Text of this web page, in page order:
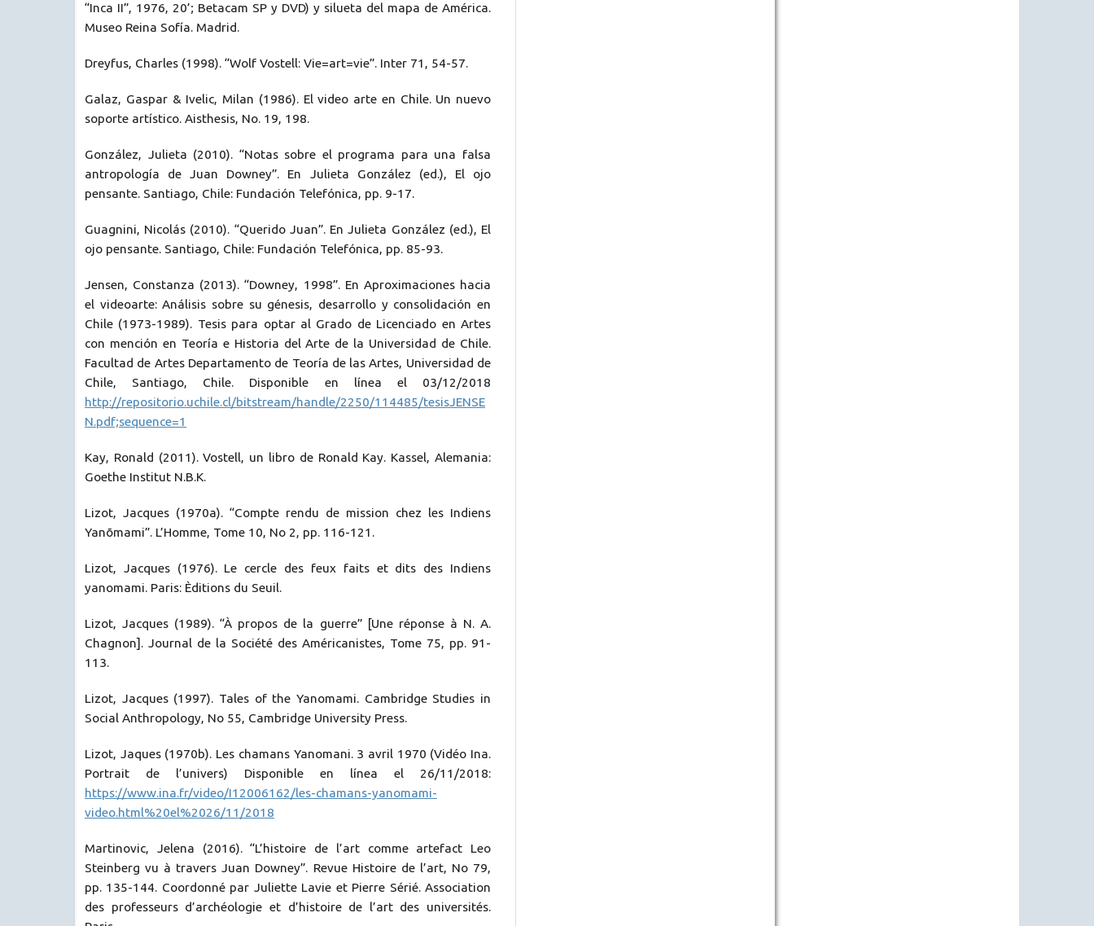
“Inca II”, 1976, 20’; Betacam SP y DVD) y silueta del mapa de América.
Museo Reina Sofía. Madrid.
Dreyfus, Charles (1998). “Wolf Vostell: Vie=art=vie”. Inter 71, 54-57.
Galaz, Gaspar & Ivelic, Milan (1986). El video arte en Chile. Un nuevo
soporte artístico. Aisthesis, No. 19, 198.
González, Julieta (2010). “Notas sobre el programa para una falsa
antropología de Juan Downey”. En Julieta González (ed.), El ojo
pensante. Santiago, Chile: Fundación Telefónica, pp. 9-17.
Guagnini, Nicolás (2010). “Querido Juan”. En Julieta González (ed.), El
ojo pensante. Santiago, Chile: Fundación Telefónica, pp. 85-93.
Jensen, Constanza (2013). “Downey, 1998”. En Aproximaciones hacia
el videoarte: Análisis sobre su génesis, desarrollo y consolidación en
Chile (1973-1989). Tesis para optar al Grado de Licenciado en Artes
con mención en Teoría e Historia del Arte de la Universidad de Chile.
Facultad de Artes Departamento de Teoría de las Artes, Universidad de
Chile, Santiago, Chile. Disponible en línea el 03/12/2018
http://repositorio.uchile.cl/bitstream/handle/2250/114485/tesisJENSE
N.pdf;sequence=1
Kay, Ronald (2011). Vostell, un libro de Ronald Kay. Kassel, Alemania:
Goethe Institut N.B.K.
Lizot, Jacques (1970a). “Compte rendu de mission chez les Indiens
Yanõmami”. L’Homme, Tome 10, No 2, pp. 116-121.
Lizot, Jacques (1976). Le cercle des feux faits et dits des Indiens
yanomami. Paris: Èditions du Seuil.
Lizot, Jacques (1989). “À propos de la guerre” [Une réponse à N. A.
Chagnon]. Journal de la Société des Américanistes, Tome 75, pp. 91-
113.
Lizot, Jacques (1997). Tales of the Yanomami. Cambridge Studies in
Social Anthropology, No 55, Cambridge University Press.
Lizot, Jaques (1970b). Les chamans Yanomani. 3 avril 1970 (Vidéo Ina.
Portrait de l’univers) Disponible en línea el 26/11/2018:
https://www.ina.fr/video/I12006162/les-chamans-yanomami-
video.html%20el%2026/11/2018
Martinovic, Jelena (2016). “L’histoire de l’art comme artefact Leo
Steinberg vu à travers Juan Downey”. Revue Histoire de l’art, No 79,
pp. 135-144. Coordonné par Juliette Lavie et Pierre Sérié. Association
des professeurs d’archéologie et d’histoire de l’art des universités.